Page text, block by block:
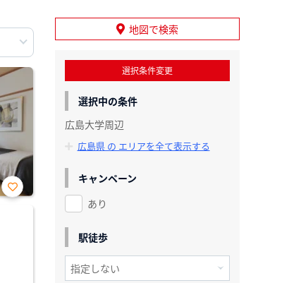
お気
地図で検索
選択条件変更
選択中の条件
広島大学周辺
広島県 の エリアを全て表示する
キャンペーン
あり
駅徒歩